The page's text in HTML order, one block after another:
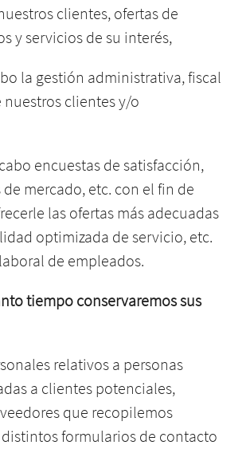
clientes, ofertas de
y servicios de su interés,
la gestión administrativa, fiscal
clientes y/o
encuestas de satisfacción,
mercado, etc. con el fin de
las ofertas más adecuadas
optimizada de servicio, etc.
de empleados.
tiempo conservaremos sus
relativos a personas
a clientes potenciales,
que recopilemos
formularios de contacto